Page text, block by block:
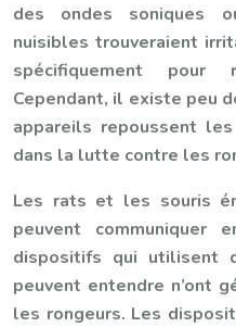
des ondes soniques
nuisibles trouveraient
spécifiquement pour
Cependant, il existe peu
appareils repoussent
dans la lutte contre les
Les rats et les souris
peuvent communiquer
dispositifs qui utilisent
peuvent entendre n’ont
les rongeurs. Les